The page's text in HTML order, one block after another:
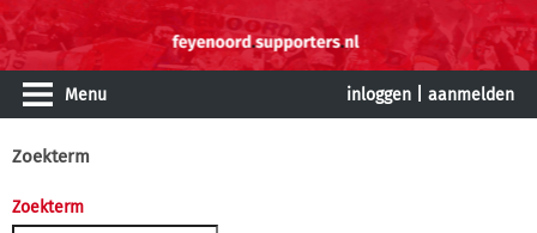
Menu inloggen aanmelden
Zoekterm
Zoekterm